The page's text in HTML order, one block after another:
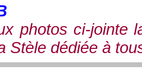
photos ci-jointe
Stèle dédiée à